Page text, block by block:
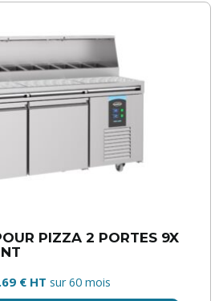
PIZZA 2 PORTES 9X
€ HT sur 60 mois